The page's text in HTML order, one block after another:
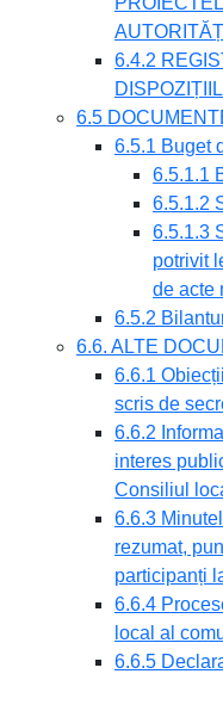
6.4.2
6.5
6.5.1 Buget
6.5.1.1
6.5.1.2
6.5.1.3
potrivit
de acte
6.5.2
6.6. ALTE
6.6.1
scris de
6.6.2
interes
Consiliul
6.6.3
rezumat,
participanți
6.6.4
local al
6.6.5